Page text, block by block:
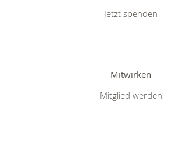
Jetzt spenden
Mitwirken
Mitglied werden